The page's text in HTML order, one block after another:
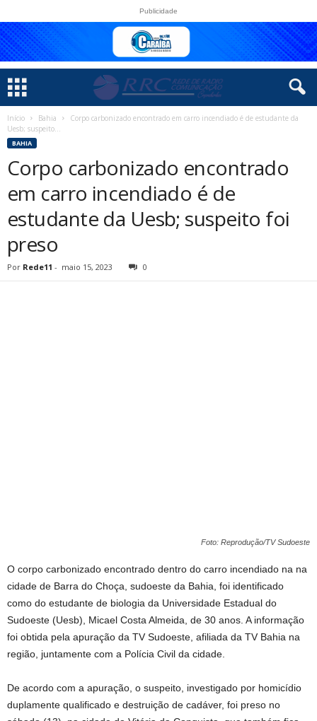
Publicidade
Início Bahia
Corpo carbonizado encontrado em carro incendiado é de estudante da
Uesb; suspeito...
BAHIA
Corpo carbonizado encontrado
em carro incendiado é de
estudante da Uesb; suspeito foi
preso
Por Rede11 - maio 15, 2023 0
Foto: Reprodução/TV Sudoeste
O corpo carbonizado encontrado dentro do carro incendiado na na
cidade de Barra do Choça, sudoeste da Bahia, foi identificado
como do estudante de biologia da Universidade Estadual do
Sudoeste (Uesb), Micael Costa Almeida, de 30 anos. A informação
foi obtida pela apuração da TV Sudoeste, afiliada da TV Bahia na
região, juntamente com a Polícia Civil da cidade.
De acordo com a apuração, o suspeito, investigado por homicídio
duplamente qualificado e destruição de cadáver, foi preso no